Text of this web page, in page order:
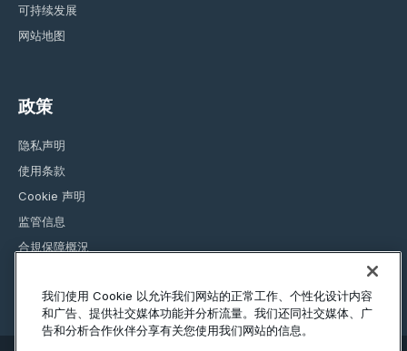
可持续发展
网站地图
政策
隐私声明
使用条款
Cookie 声明
监管信息
合規保障概況
我们使用 Cookie 以允许我们网站的正常工作、个性化设计内容
和广告、提供社交媒体功能并分析流量。我们还同社交媒体、广
告和分析合作伙伴分享有关您使用我们网站的信息。